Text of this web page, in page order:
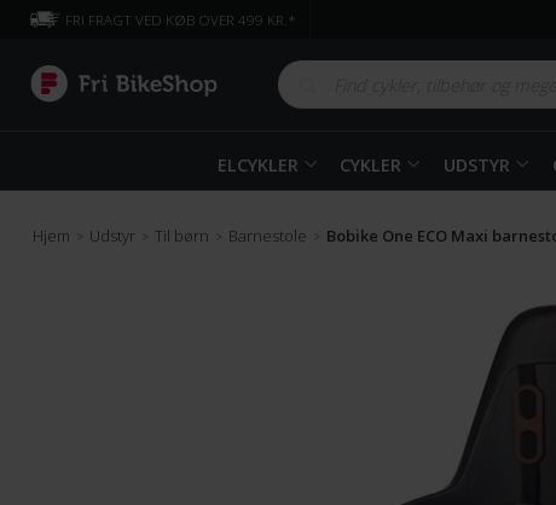
FRI FRAGT VED KØB OVER 499 KR.*
ELCYKLER CYKLER UDSTYR
Hjem > Udstyr > Til børn > Barnestole > Bobike One ECO Maxi